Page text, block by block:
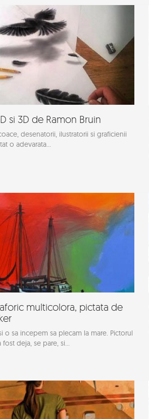
si 3D de Ramon Bruin
desenatorii, ilustratorii si graficienii
o adevarata...
multicolora, pictata de
o sa incepem sa plecam la mare. Pictorul
fost deja, se pare, si...